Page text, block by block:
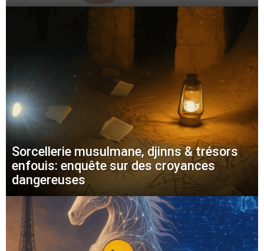
Sorcellerie musulmane, djinns & trésors
enfouis: enquête sur des croyances
dangereuses